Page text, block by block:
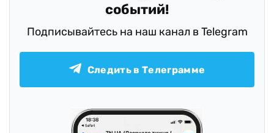
событий!
Подписывайтесь на наш канал в Telegram
Следить в Телеграмме